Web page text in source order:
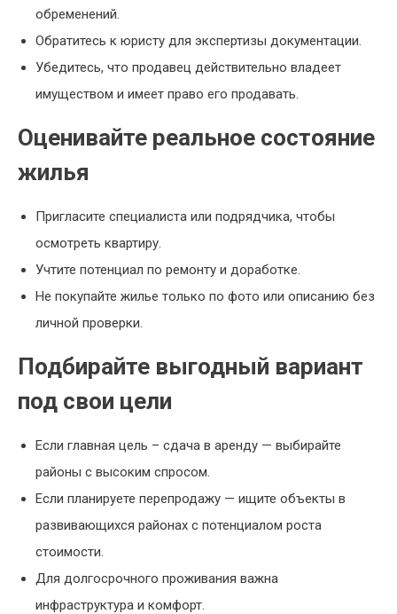
обременений.
Обратитесь к юристу для экспертизы документации.
Убедитесь, что продавец действительно владеет
имуществом и имеет право его продавать.
Оценивайте реальное состояние
жилья
Пригласите специалиста или подрядчика, чтобы
осмотреть квартиру.
Учтите потенциал по ремонту и доработке.
Не покупайте жилье только по фото или описанию без
личной проверки.
Подбирайте выгодный вариант
под свои цели
Если главная цель – сдача в аренду — выбирайте
районы с высоким спросом.
Если планируете перепродажу — ищите объекты в
развивающихся районах с потенциалом роста
стоимости.
Для долгосрочного проживания важна
инфраструктура и комфорт.